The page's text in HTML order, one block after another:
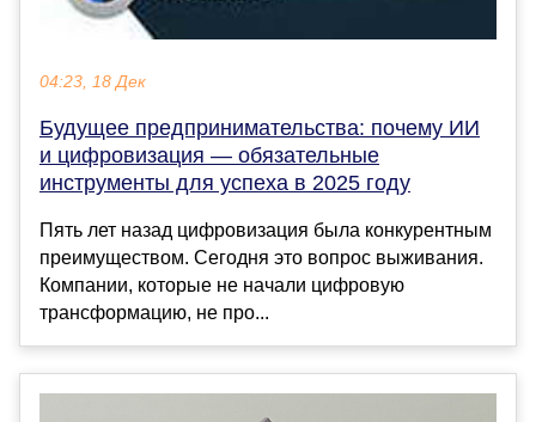
04:23, 18 Дек
Будущее предпринимательства: почему ИИ
и цифровизация — обязательные
инструменты для успеха в 2025 году
Пять лет назад цифровизация была конкурентным
преимуществом. Сегодня это вопрос выживания.
Компании, которые не начали цифровую
трансформацию, не про...